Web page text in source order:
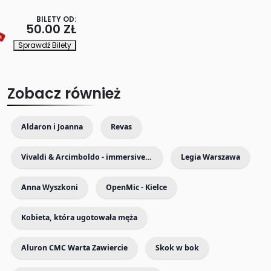
BILETY OD:
50.00 ZŁ
Sprawdź Bilety
Zobacz również
Aldaron i Joanna Revas
Vivaldi & Arcimboldo - immersive exhibition with live music Legia Warszawa
Anna Wyszkoni OpenMic - Kielce
Kobieta, która ugotowała męża
Aluron CMC Warta Zawiercie Skok w bok